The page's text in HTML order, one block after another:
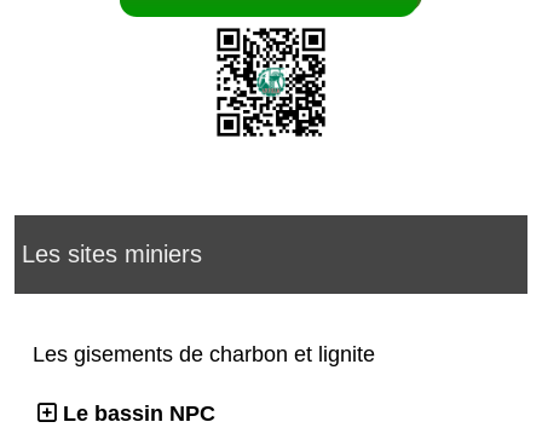
Les sites miniers
Les gisements de charbon et lignite
Le bassin NPC